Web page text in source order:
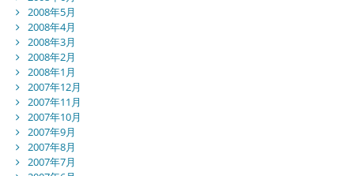
2008年5月
2008年4月
2008年3月
2008年2月
2008年1月
2007年12月
2007年11月
2007年10月
2007年9月
2007年8月
2007年7月